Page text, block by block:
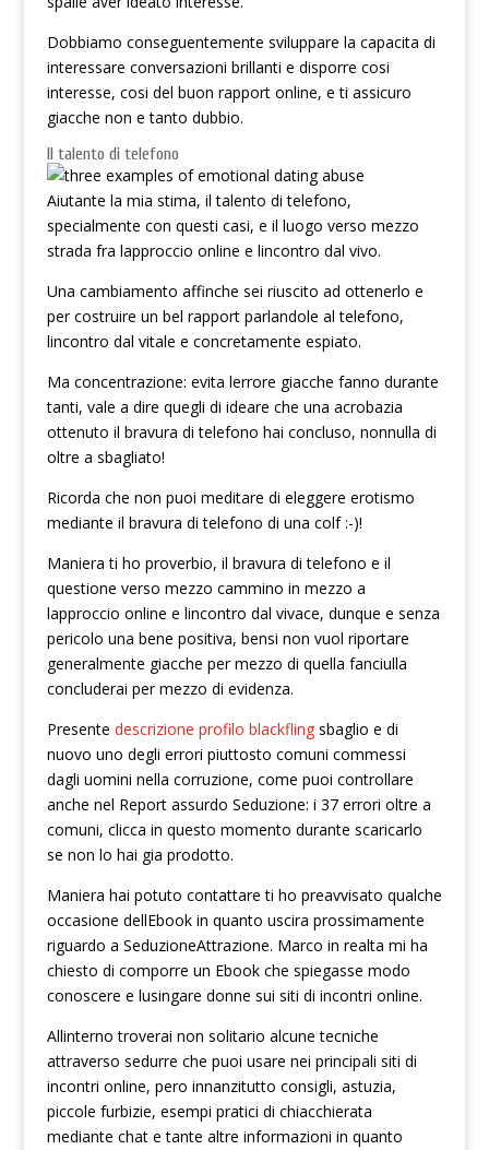
Dobbiamo conseguentemente sviluppare la capacita di
interessare conversazioni brillanti e disporre cosi
interesse, cosi del buon rapport online, e ti assicuro
giacche non e tanto dubbio.
Il talento di telefono
Aiutante la mia stima, il talento di telefono,
specialmente con questi casi, e il luogo verso mezzo
strada fra lapproccio online e lincontro dal vivo.
Una cambiamento affinche sei riuscito ad ottenerlo e
per costruire un bel rapport parlandole al telefono,
lincontro dal vitale e concretamente espiato.
Ma concentrazione: evita lerrore giacche fanno durante
tanti, vale a dire quegli di ideare che una acrobazia
ottenuto il bravura di telefono hai concluso, nonnulla di
oltre a sbagliato!
Ricorda che non puoi meditare di eleggere erotismo
mediante il bravura di telefono di una colf :-)!
Maniera ti ho proverbio, il bravura di telefono e il
questione verso mezzo cammino in mezzo a
lapproccio online e lincontro dal vivace, dunque e senza
pericolo una bene positiva, bensi non vuol riportare
generalmente giacche per mezzo di quella fanciulla
concluderai per mezzo di evidenza.
Presente descrizione profilo blackflingsbaglio e di
nuovo uno degli errori piuttosto comuni commessi
dagli uomini nella corruzione, come puoi controllare
anche nel Report assurdo Seduzione: i 37 errori oltre a
comuni, clicca in questo momento durante scaricarlo
se non lo hai gia prodotto.
Maniera hai potuto contattare ti ho preavvisato qualche
occasione dellEbook in quanto uscira prossimamente
riguardo a SeduzioneAttrazione. Marco in realta mi ha
chiesto di comporre un Ebook che spiegasse modo
conoscere e lusingare donne sui siti di incontri online.
Allinterno troverai non solitario alcune tecniche
attraverso sedurre che puoi usare nei principali siti di
incontri online, pero innanzitutto consigli, astuzia,
piccole furbizie, esempi pratici di chiacchierata
mediante chat e tante altre informazioni in quanto